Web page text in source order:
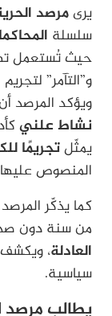
يرىمرصد
سلسلة
حيث تُستعمل
و”التآمر”
ويؤكد المرصد
نشاط علني
يمثّلتجريمًا
المنصوص عليها
كما يذكّر
من سنة دون
العادلة،
سياسية.
يطالب مرصد